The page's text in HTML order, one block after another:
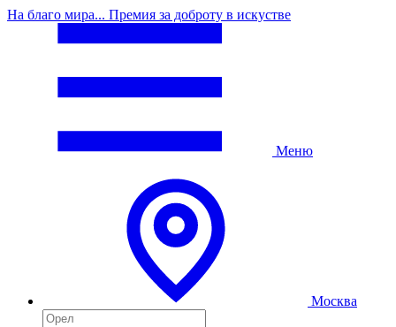
На благо мира... Премия за доброту в искустве
Меню
Москва